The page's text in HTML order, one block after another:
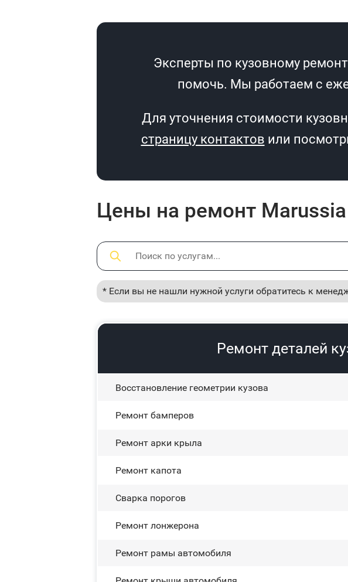
Эксперты по кузовному
помочь. Мы работаем с
Для уточнения стоимости
страницу контактов или
Цены на ремонт
* Если вы не нашли нужной услуги обратитесь к
Ремонт деталей
Восстановление геометрии кузова
Ремонт бамперов
Ремонт арки крыла
Ремонт капота
Сварка порогов
Ремонт лонжерона
Ремонт рамы автомобиля